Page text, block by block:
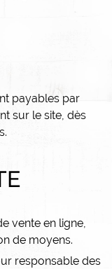
payables par
sur le site, dès
vente en ligne,
de moyens.
responsable des